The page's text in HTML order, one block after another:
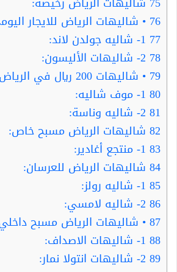
76 • شاليهات الرياض للايجار
77
78
79 • شاليهات 200 ريال في الرياض:
80
81
82 شاليهات الرياض مسبح خاص:
83
84 شاليهات الرياض للعرسان:
85
86
87• شاليهات الرياض مسبح
88
89